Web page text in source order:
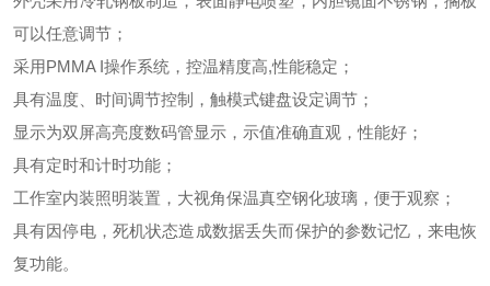
可以任意调节；
采用PMMA I操作系统，控温精度高,性能稳定；
具有温度、时间调节控制，触模式键盘设定调节；
显示为双屏高亮度数码管显示，示值准确直观，性能好；
具有定时和计时功能；
工作室内装照明装置，大视角保温真空钢化玻璃，便于观察；
具有因停电，死机状态造成数据丢失而保护的参数记忆，来电恢
复功能。